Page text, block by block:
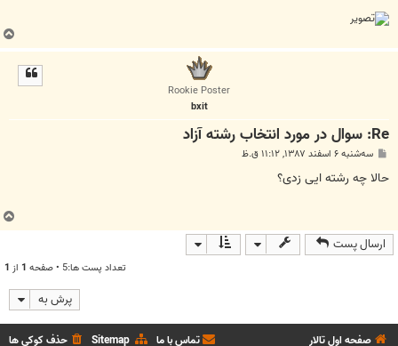
Rookie Poster
bxit
Re: سوال در مورد انتخاب رشته آزاد
ت
سه‌شنبه ۶ اسفند ۱۳۸۷, ۱۱:۱۲ ق.ظ
حالا چه رشته ایی زدی؟
ارسال پست
تعداد پست ها:5 • صفحه 1 از 1
پرش به
صفحه اول تالار حذف کوکی ها Sitemap تماس با ما